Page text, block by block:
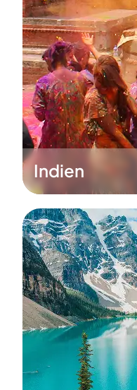
Indien